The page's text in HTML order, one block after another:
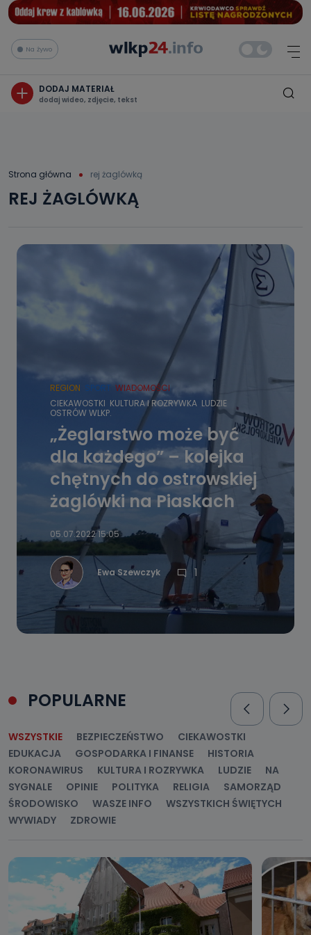
Na żywo
DODAJ MATERIAŁ
dodaj wideo, zdjęcie, tekst
Strona główna rej żaglówką
REJ ŻAGLÓWKĄ
REGION SPORT WIADOMOŚCI
CIEKAWOSTKI KULTURA I ROZRYWKA LUDZIE
OSTRÓW WLKP.
„Żeglarstwo może być
dla każdego” – kolejka
chętnych do ostrowskiej
żaglówki na Piaskach
05.07.2022 15:05
Ewa Szewczyk 1
POPULARNE
WSZYSTKIE BEZPIECZEŃSTWO
CIEKAWOSTKI
EDUKACJA
GOSPODARKA I FINANSE
HISTORIA
KORONAWIRUS
KULTURA I ROZRYWKA LUDZIE
NA
SYGNALE
OPINIE POLITYKA RELIGIA
SAMORZĄD
ŚRODOWISKO
WASZE INFO
WSZYSTKICH ŚWIĘTYCH
WYWIADY
ZDROWIE